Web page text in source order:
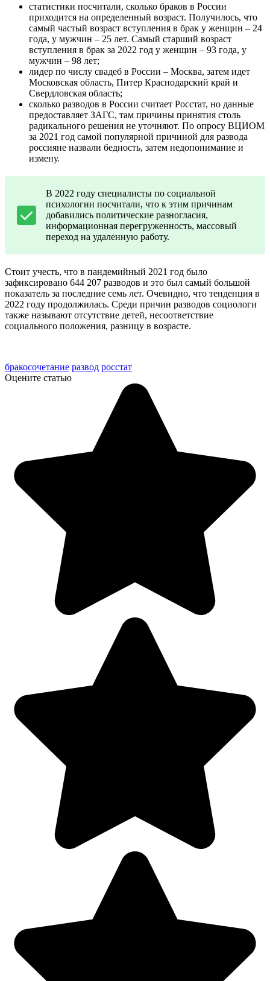
статистики посчитали, сколько браков в России
приходится на определенный возраст. Получилось, что
самый частый возраст вступления в брак у женщин – 24
года, у мужчин – 25 лет. Самый старший возраст
вступления в брак за 2022 год у женщин – 93 года, у
мужчин – 98 лет;
лидер по числу свадеб в России – Москва, затем идет
Московская область, Питер Краснодарский край и
Свердловская область;
сколько разводов в России считает Росстат, но данные
предоставляет ЗАГС, там причины принятия столь
радикального решения не уточняют. По опросу ВЦИОМ
за 2021 год самой популярной причиной для развода
россияне назвали бедность, затем недопонимание и
измену.
В 2022 году специалисты по социальной
психологии посчитали, что к этим причинам
добавились политические разногласия,
информационная перегруженность, массовый
переход на удаленную работу.
Стоит учесть, что в пандемийный 2021 год было
зафиксировано 644 207 разводов и это был самый большой
показатель за последние семь лет. Очевидно, что тенденция в
2022 году продолжилась. Среди причин разводов социологи
также называют отсутствие детей, несоответствие
социального положения, разницу в возрасте.
бракосочетание развод росстат
Оцените статью